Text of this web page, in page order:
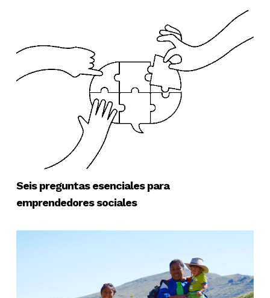
Seis preguntas esenciales para
emprendedores sociales